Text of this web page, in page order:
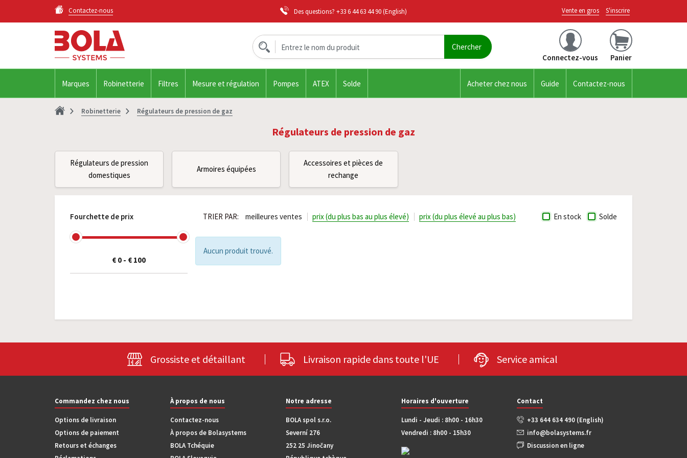
Contactez-nous Des questions? +33 6 44 63 44 90(English) Vente en gros S'inscrire
Connectez-vous Panier
Marques Robinetterie Filtres Mesure et régulation Pompes ATEX Solde Acheter chez nous Guide Contactez-nous
Robinetterie Régulateurs de pression de gaz
Régulateurs de pression de gaz
Régulateurs de pression
domestiques
Armoires équipées
Accessoires et pièces de
rechange
Fourchette de prix
€ 0 - € 100
En stock Solde
TRIER PAR: meilleures ventes prix (du plus bas au plus élevé) prix (du plus élevé au plus bas)
Aucun produit trouvé.
Grossiste et détaillant Livraison rapide dans toute l'UE Service amical
Commandez chez nous
Options de livraison
Options de paiement
Retours et échanges
À propos de nous
Contactez-nous
À propos de Bolasystems
BOLA Tchéquie
Notre adresse
BOLA spol s.r.o.
Severní 276
252 25 Jinočany
Horaires d'ouverture
Lundi - Jeudi : 8h00 - 16h30
Vendredi : 8h00 - 15h30
Contact
+33 644 634 490 (English)
info@bolasystems.fr
Discussion en ligne